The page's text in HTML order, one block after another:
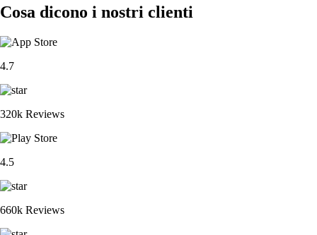
Cosa dicono i nostri clienti
4.7
320k Reviews
4.5
660k Reviews